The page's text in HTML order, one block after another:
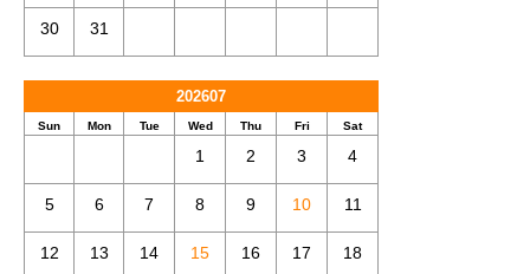
30 31
202607
Sun Mon Tue Wed Thu Fri Sat
1 2 3 4
5 6 7 8 9 10 11
12 13 14 15 16 17 18